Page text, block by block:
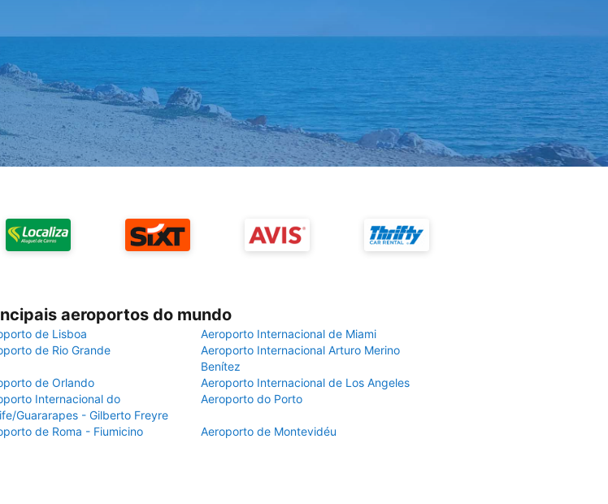
aeroportos do mundo
de Lisboa
Aeroporto Internacional de Miami
de Rio Grande
Aeroporto Internacional Arturo Merino
Benítez
de Orlando
Aeroporto Internacional de Los Angeles
Internacional do
Guararapes - Gilberto Freyre
Aeroporto do Porto
de Roma - Fiumicino Aeroporto de Montevidéu